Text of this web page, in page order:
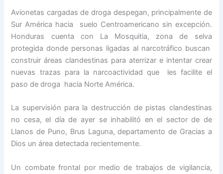
Avionetas cargadas de droga despegan, principalmente de
Sur América hacia suelo Centroamericano sin excepción.
Honduras cuenta con La Mosquitia, zona de selva
protegida donde personas ligadas al narcotráfico buscan
construir áreas clandestinas para aterrizar e intentar crear
nuevas trazas para la narcoactividad que les facilite el
paso de droga hacia Norte América.
La supervisión para la destrucción de pistas clandestinas
no cesa, el día de ayer se inhabilitó en el sector de de
Llanos de Puno, Brus Laguna, departamento de Gracias a
Dios un área detectada recientemente.
Un combate frontal por medio de trabajos de vigilancia,